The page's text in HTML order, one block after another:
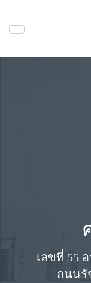
เลขที่ 55
ถนนรั